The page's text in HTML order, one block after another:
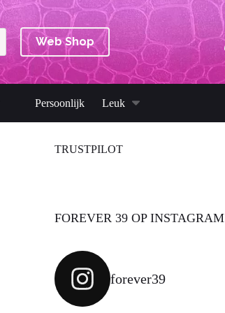
Web Shop
Persoonlijk Leuk
TRUSTPILOT
FOREVER 39 OP INSTAGRAM
forever39